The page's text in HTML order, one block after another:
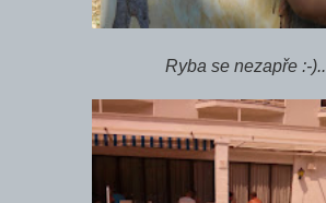
Ryba se nezapře :-)..